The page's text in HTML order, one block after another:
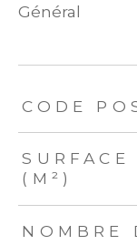
général
CODE
(M²)
NOMBRE